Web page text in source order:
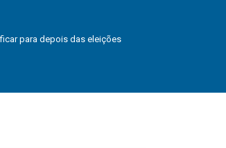
para depois das eleições